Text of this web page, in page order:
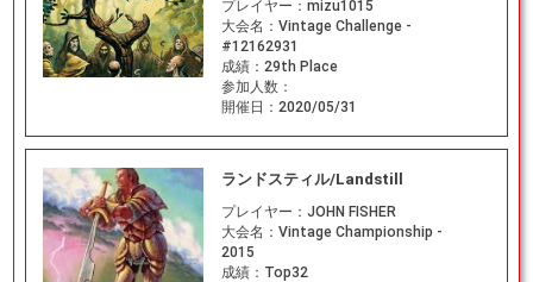
プレイヤー： mizu1015
大会名： Vintage Challenge -
#12162931
成績： 29th Place
参加人数：
開催日： 2020/05/31
ランドスティル/Landstill
プレイヤー： JOHN FISHER
大会名： Vintage Championship -
2015
成績： Top32